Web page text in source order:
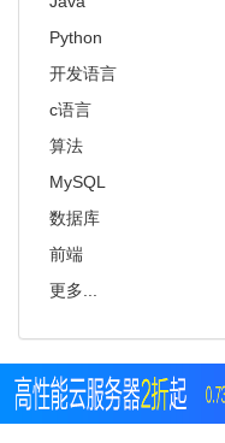
Python
开发语言
c语言
算法
MySQL
数据库
前端
更多...